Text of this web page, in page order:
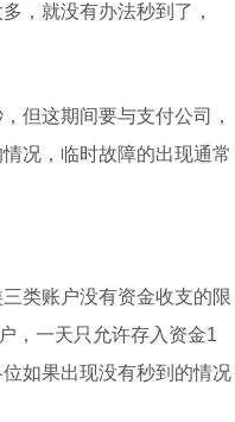
，就没有办法秒到了，
但这期间要与支付公司，
况，临时故障的出现通常
类账户没有资金收支的限
，一天只允许存入资金1
如果出现没有秒到的情况